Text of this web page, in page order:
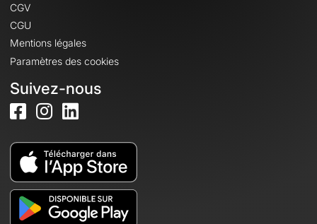
CGV
CGU
Mentions légales
Paramètres des cookies
Suivez-nous